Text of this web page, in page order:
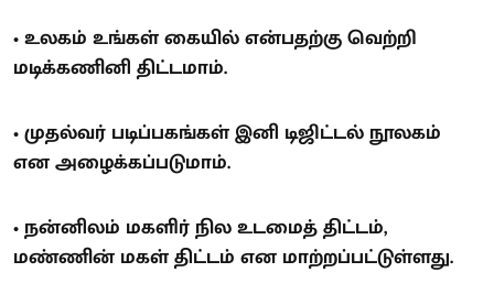
• உலகம் உங்கள் கையில் என்பதற்கு வெற்றி
மடிக்கணினி திட்டமாம்.
• முதல்வர் படிப்பகங்கள் இனி டிஜிட்டல் நூலகம்
என அழைக்கப்படுமாம்.
• நன்னிலம் மகளிர் நில உடமைத் திட்டம்,
மண்ணின் மகள் திட்டம் என மாற்றப்பட்டுள்ளது.